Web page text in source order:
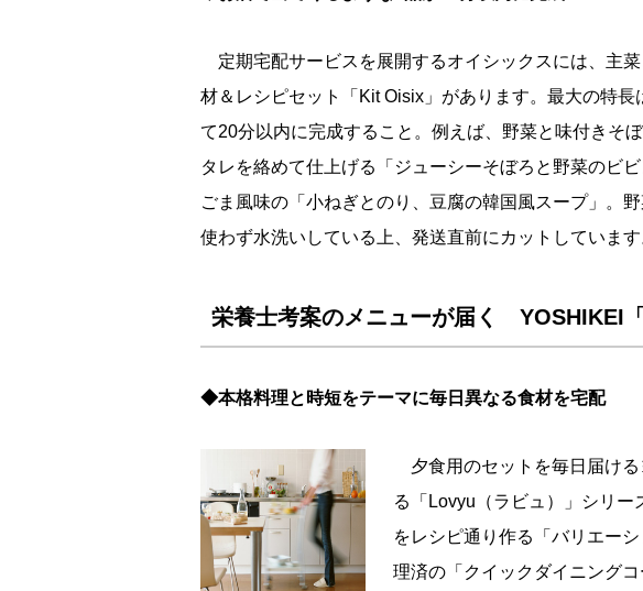
定期宅配サービスを展開するオイシックスには、主
材＆レシピセット「Kit Oisix」があります。最大の特長
て20分以内に完成すること。例えば、野菜と味付きそぼ
タレを絡めて仕上げる「ジューシーそぼろと野菜のビビ
ごま風味の「小ねぎとのり、豆腐の韓国風スープ」。
使わず水洗いしている上、発送直前にカットしています
栄養士考案のメニューが届く YOSHIKEI
◆本格料理と時短をテーマに毎日異なる食材を宅配
夕食用のセットを毎日届け
る「Lovyu（ラビュ）」シリ
をレシピ通り作る「バリエー
理済の「クイックダイニング